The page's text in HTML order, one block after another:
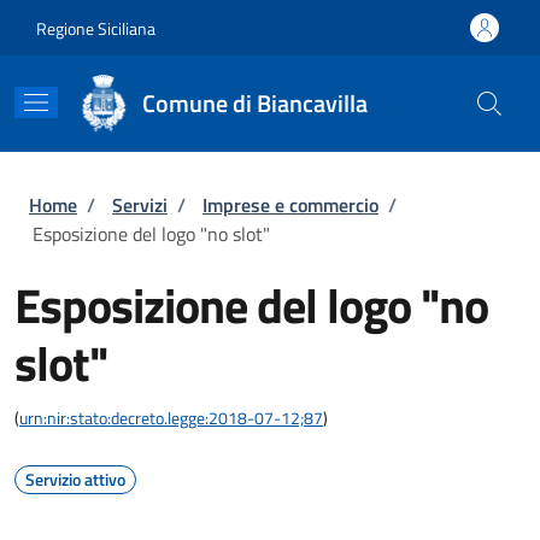
Regione Siciliana
Comune di Biancavilla
Briciole di pane
Home / Servizi / Imprese e commercio /
Esposizione del logo "no slot"
Esposizione del logo "no
slot"
(urn:nir:stato:decreto.legge:2018-07-12;87)
Servizio attivo